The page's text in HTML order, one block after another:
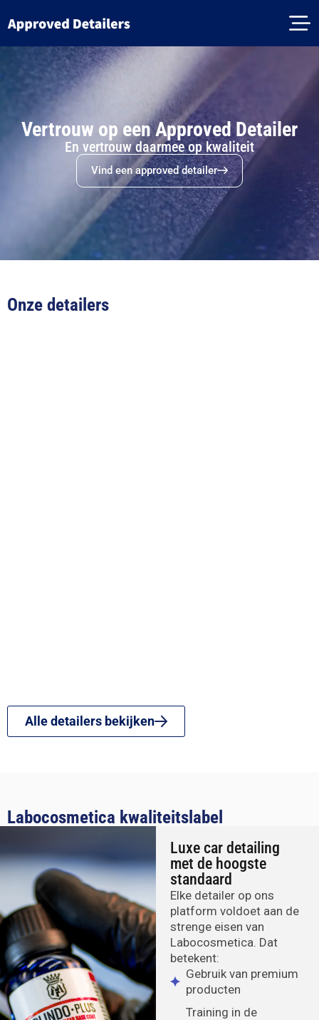
Vertrouw op een Approved Detailer
En vertrouw daarmee op kwaliteit
Vind een approved detailer
Onze detailers
Alle detailers bekijken
Labocosmetica kwaliteitslabel
Luxe car detailing
met de hoogste
standaard
Elke detailer op ons
platform voldoet aan de
strenge eisen van
Labocosmetica. Dat
betekent:
Gebruik van premium
producten
Training in de